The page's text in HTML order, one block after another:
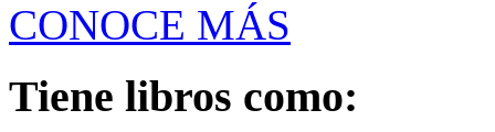
CONOCE MÁS
Tiene libros como: